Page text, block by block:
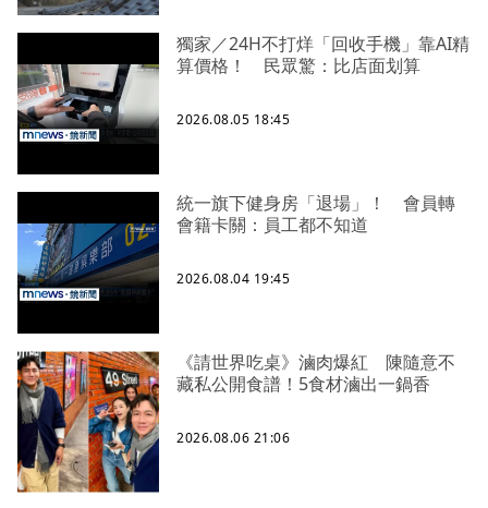
獨家／24H不打烊「回收手機」靠AI精
算價格！ 民眾驚：比店面划算
2026.08.05 18:45
統一旗下健身房「退場」！ 會員轉
會籍卡關：員工都不知道
2026.08.04 19:45
《請世界吃桌》滷肉爆紅 陳隨意不
藏私公開食譜！5食材滷出一鍋香
2026.08.06 21:06